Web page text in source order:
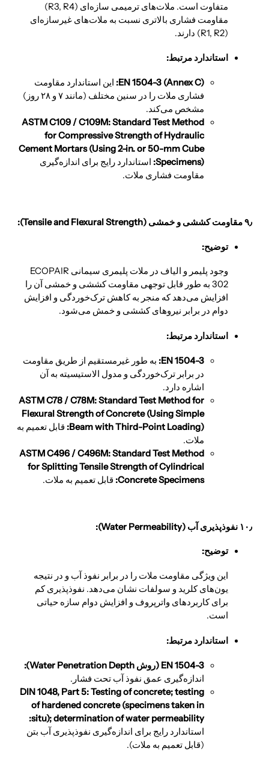
متفاوت است. ملات‌های ترمیمی سازه‌ای (R3, R4)
مقاومت فشاری بالاتری نسبت به ملات‌های غیرسازه‌ای
(R1, R2) دارند.
استاندارد مرتبط:
EN 1504-3 (Annex C): این استاندارد مقاومت
فشاری ملات را در سنین مختلف (مانند ۷ و ۲۸ روز)
مشخص می‌کند.
ASTM C109 / C109M: Standard Test Method
for Compressive Strength of Hydraulic
Cement Mortars (Using 2-in. or 50-mm Cube
Specimens): استاندارد رایج برای اندازه‌گیری
مقاومت فشاری ملات.
۹٫ مقاومت کششی و خمشی (Tensile and Flexural Strength):
توضیح:
وجود پلیمر و الیاف در ملات پلیمری سیمانی ECOPAIR
302 به طور قابل توجهی مقاومت کششی و خمشی آن را
افزایش می‌دهد که منجر به کاهش ترک‌خوردگی و افزایش
دوام در برابر نیروهای کششی و خمش می‌شود.
استاندارد مرتبط:
EN 1504-3: به طور غیرمستقیم از طریق مقاومت
در برابر ترک‌خوردگی و مدول الاستیسیته به آن
اشاره دارد.
ASTM C78 / C78M: Standard Test Method for
Flexural Strength of Concrete (Using Simple
Beam with Third-Point Loading): قابل تعمیم به
ملات.
ASTM C496 / C496M: Standard Test Method
for Splitting Tensile Strength of Cylindrical
Concrete Specimens: قابل تعمیم به ملات.
۱۰٫ نفوذپذیری آب (Water Permeability):
توضیح:
این ویژگی مقاومت ملات را در برابر نفوذ آب و در نتیجه
یون‌های کلرید و سولفات نشان می‌دهد. نفوذپذیری کم
برای کاربردهای واترپروف و افزایش دوام سازه حیاتی
است.
استاندارد مرتبط:
EN 1504-3 (روش Water Penetration Depth):
اندازه‌گیری عمق نفوذ آب تحت فشار.
DIN 1048, Part 5: Testing of concrete; testing
of hardened concrete (specimens taken in
situ); determination of water permeability:
استاندارد رایج برای اندازه‌گیری نفوذپذیری آب بتن
(قابل تعمیم به ملات).